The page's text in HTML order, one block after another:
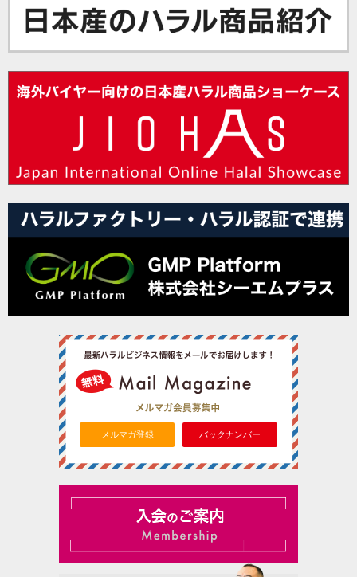
メルマガ登録 バックナンバー